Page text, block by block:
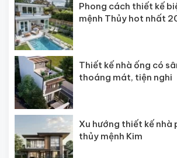
Phong cách thiết kế
mệnh Thủy hot nhất
Thiết kế nhà ống có
thoáng mát, tiện nghi
Xu hướng thiết kế nhà
thủy mệnh Kim